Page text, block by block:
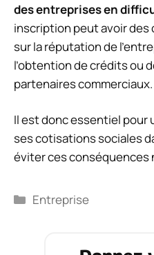
des entreprises en
inscription peut avoir
sur la réputation de
l’obtention de crédits ou
partenaires commerciaux.
Il est donc essentiel pour
ses cotisations sociales
éviter ces conséquences
Catégories
Entreprise